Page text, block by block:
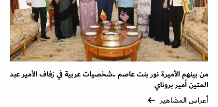
من بينهم الأميرة نور بنت عاصم ..شخصيات عربية في زفاف الأمير عبد
المتين أمير بروناي
أعراس المشاهير